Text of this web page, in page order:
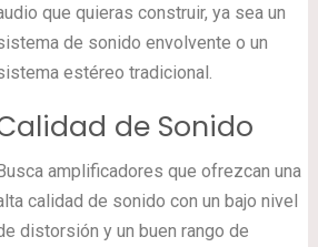
que quieras construir, ya sea un
de sonido envolvente o un
estéreo tradicional.
de Sonido
amplificadores que ofrezcan una
calidad de sonido con un bajo nivel
distorsión y un buen rango de